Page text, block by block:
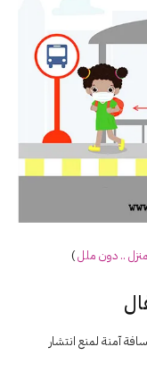
)
آمنة لمنع انتشار